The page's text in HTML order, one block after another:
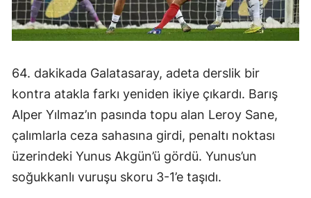
64. dakikada Galatasaray, adeta derslik bir
kontra atakla farkı yeniden ikiye çıkardı. Barış
Alper Yılmaz’ın pasında topu alan Leroy Sane,
çalımlarla ceza sahasına girdi, penaltı noktası
üzerindeki Yunus Akgün’ü gördü. Yunus’un
soğukkanlı vuruşu skoru 3-1’e taşıdı.